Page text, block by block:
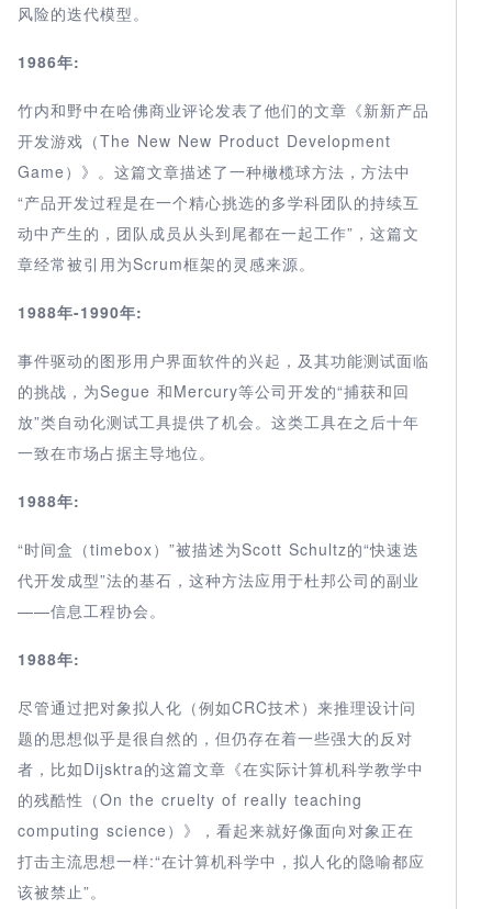
风险的迭代模型。
1986年:
竹内和野中在哈佛商业评论发表了他们的文章《新新产品
开发游戏（The New New Product Development
Game）》。这篇文章描述了一种橄榄球方法，方法中
“产品开发过程是在一个精心挑选的多学科团队的持续互
动中产生的，团队成员从头到尾都在一起工作”，这篇文
章经常被引用为Scrum框架的灵感来源。
1988年-1990年:
事件驱动的图形用户界面软件的兴起，及其功能测试面临
的挑战，为Segue 和Mercury等公司开发的“捕获和回
放”类自动化测试工具提供了机会。这类工具在之后十年
一致在市场占据主导地位。
1988年:
“时间盒（timebox）”被描述为Scott Schultz的“快速迭
代开发成型”法的基石，这种方法应用于杜邦公司的副业
——信息工程协会。
1988年:
尽管通过把对象拟人化（例如CRC技术）来推理设计问
题的思想似乎是很自然的，但仍存在着一些强大的反对
者，比如Dijsktra的这篇文章《在实际计算机科学教学中
的残酷性（On the cruelty of really teaching
computing science）》，看起来就好像面向对象正在
打击主流思想一样:“在计算机科学中，拟人化的隐喻都应
该被禁止”。